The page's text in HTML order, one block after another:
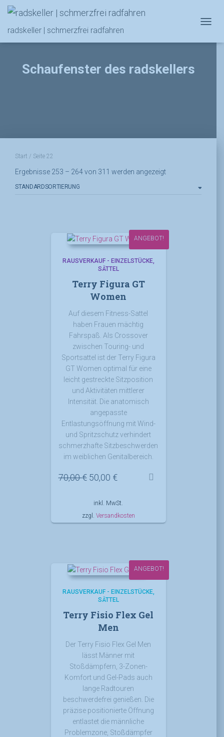
radskeller | schmerzfrei radfahren
Schaufenster des radskellers
Start / Seite 22
Ergebnisse 253 – 264 von 311 werden angezeigt
ANGEBOT!
RAUSVERKAUF - EINZELSTÜCKE
SÄTTEL
Terry Figura GT
Women
Auf diesem Fitness-Sattel
haben Frauen mächtig
Fahrspaß. Als Crossover
zwischen Touring- und
Sportsattel ist der Terry Figura
GT Women optimal für eine
leicht gestreckte Sitzposition
und Aktivitäten mittlerer
Intensität. Die anatomisch
angepasste
Entlastungsöffnung mit Wind-
und Spritzschutz verhindert
schmerzhafte Sitzbeschwerden
im weiblichen Genitalbereich.
70,00€ Ursprünglicher
war:
70,00 €
50,00 €Aktueller
ist:
50,00 €.
inkl. MwSt.
zzgl. Versandkosten
ANGEBOT!
RAUSVERKAUF - EINZELSTÜCKE
SÄTTEL
Terry Fisio Flex Gel
Men
Der Terry Fisio Flex Gel Men
lässt Männer mit
Stoßdämpfern, 3-Zonen-
Komfort und Gel-Pads auch
lange Radtouren
beschwerdefrei genießen. Die
präzise positionierte Öffnung
entlastet die männliche
Problemzone, Stoßdämpfer